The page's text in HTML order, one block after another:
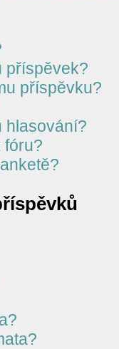
příspěvek?
příspěvku?
hlasování?
fóru?